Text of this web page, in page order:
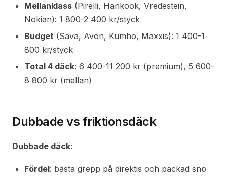
Mellanklass (Pirelli, Hankook, Vredestein,
Nokian): 1 800-2 400 kr/styck
Budget (Sava, Avon, Kumho, Maxxis): 1 400-1
800 kr/styck
Total 4 däck: 6 400-11 200 kr (premium), 5 600-
8 800 kr (mellan)
Dubbade vs friktionsdäck
Dubbade däck:
Fördel: bästa grepp på direktis och packad snö